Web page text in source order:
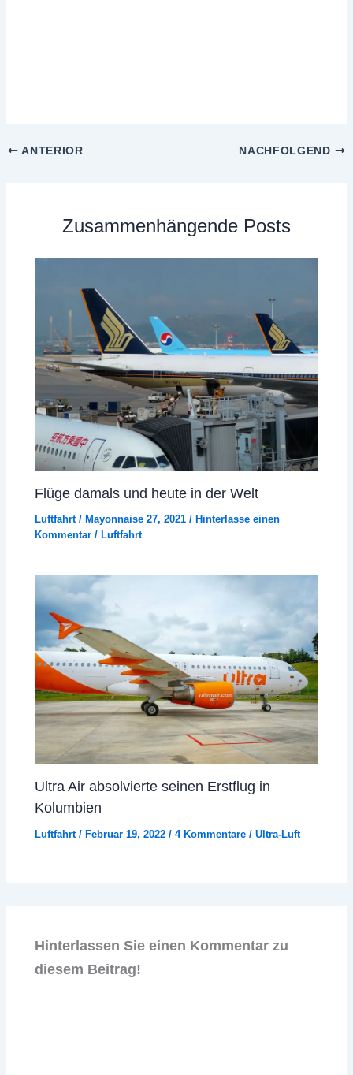
ANTERIOR NACHFOLGEND
Zusammenhängende Posts
Flüge damals und heute in der Welt
Luftfahrt/ Mayonnaise 27, 2021/ Hinterlasse einen
Kommentar / Luftfahrt
Ultra Air absolvierte seinen Erstflug in
Kolumbien
Luftfahrt/Februar 19, 2022/4 Kommentare /Ultra-Luft
Hinterlassen Sie einen Kommentar zu
diesem Beitrag!